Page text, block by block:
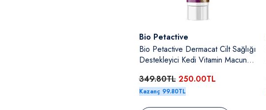
Satıcı:
Bio Petactive
Bio Petactive Dermacat Cilt Sağlığı
Destekleyici Kedi Vitamin Macunu
349.80TL 250.00TL
Kazanç 99.80TL